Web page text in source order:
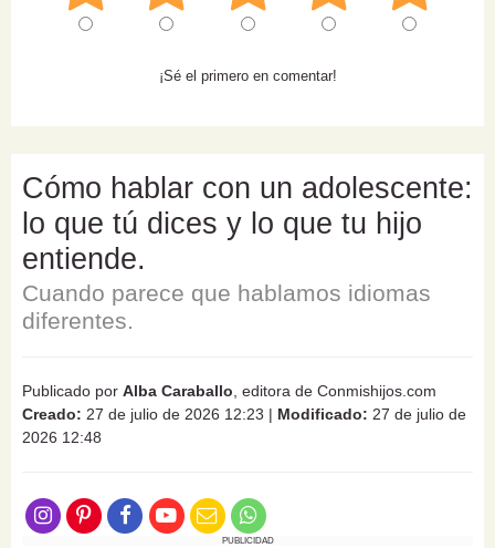
¡Sé el primero en comentar!
Cómo hablar con un adolescente:
lo que tú dices y lo que tu hijo
entiende.
Cuando parece que hablamos idiomas
diferentes.
Publicado por Alba Caraballo , editora de Conmishijos.com
Creado: 27 de julio de 2026 12:23 | Modificado: 27 de julio de
2026 12:48
PUBLICIDAD